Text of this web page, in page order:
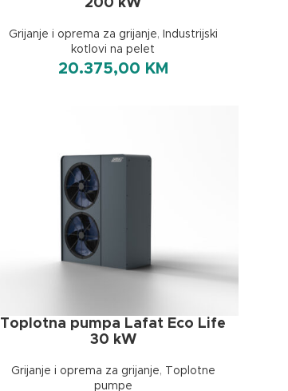
200 kW
Grijanje i oprema za grijanje, Industrijski
kotlovi na pelet
20.375,00 KM
Toplotna pumpa Lafat Eco Life
30 kW
Grijanje i oprema za grijanje, Toplotne
pumpe